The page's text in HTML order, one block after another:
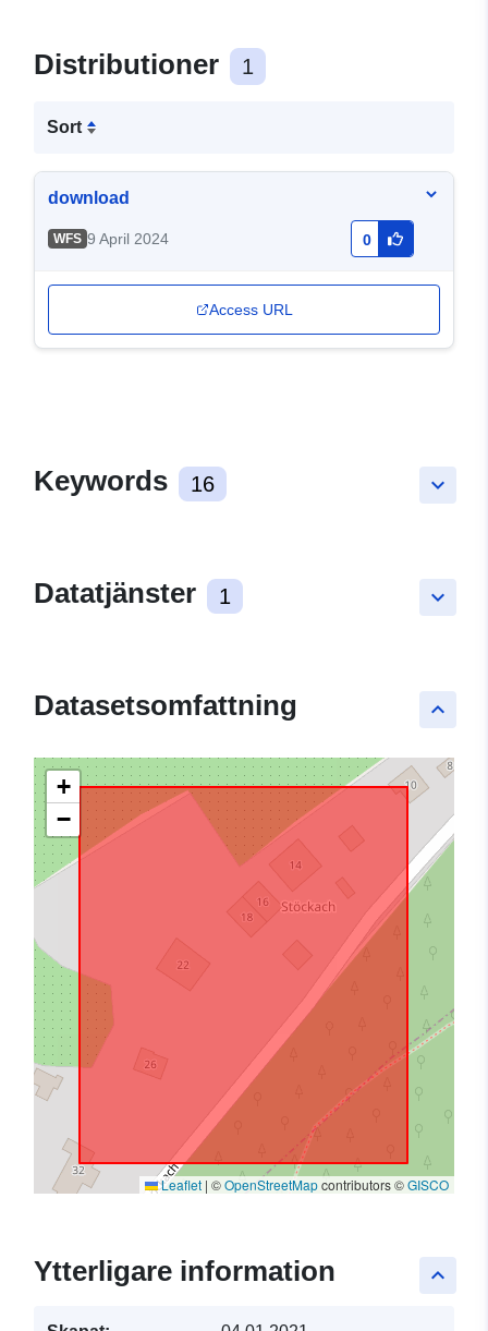
Distributioner 1
Sort
download
WFS 9 April 2024 0
Access URL
keyboard_arrow_down
Keywords 16
keyboard_arrow_down
Datatjänster 1
keyboard_arrow_up
Datasetsomfattning
+
−
Leaflet | ©OpenStreetMapcontributors ©GISCO
keyboard_arrow_up
Ytterligare information